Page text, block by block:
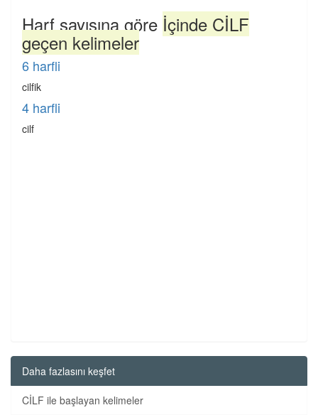
Harf sayısına göre İçinde CİLF
geçen kelimeler
6 harfli
cilfik
4 harfli
cilf
Daha fazlasını keşfet
CİLF ile başlayan kelimeler